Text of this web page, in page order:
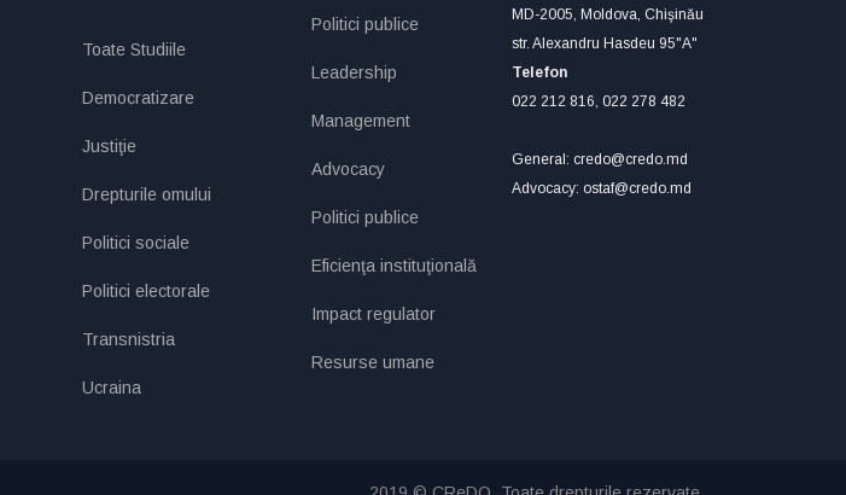
Toate Studiile
Democratizare
Justiţie
Drepturile omului
Politici sociale
Politici electorale
Transnistria
Ucraina
Politici publice
Leadership
Management
Advocacy
Politici publice
Eficienţa instituţională
Impact regulator
Resurse umane
MD-2005, Moldova, Chişinău
str. Alexandru Hasdeu 95"A"
Telefon
022 212 816, 022 278 482
General: credo@credo.md
Advocacy: ostaf@credo.md